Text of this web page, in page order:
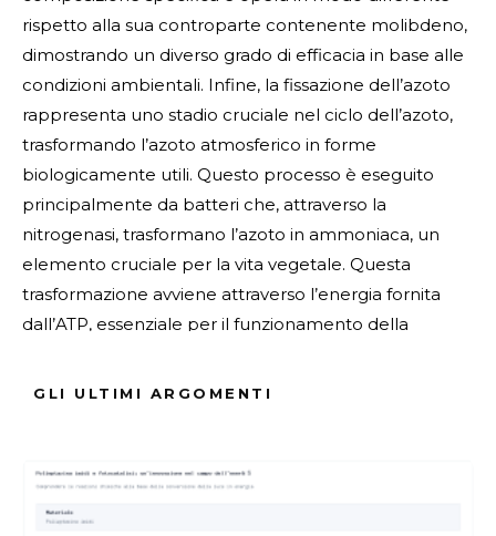
rispetto alla sua controparte contenente molibdeno,
dimostrando un diverso grado di efficacia in base alle
condizioni ambientali. Infine, la fissazione dell’azoto
rappresenta uno stadio cruciale nel ciclo dell’azoto,
trasformando l’azoto atmosferico in forme
biologicamente utili. Questo processo è eseguito
principalmente da batteri che, attraverso la
nitrogenasi, trasformano l’azoto in ammoniaca, un
elemento cruciale per la vita vegetale. Questa
trasformazione avviene attraverso l’energia fornita
dall’ATP, essenziale per il funzionamento della
ecosistema.ù
Fonte Verificata
ARGOMENTI :
GLI ULTIMI ARGOMENTI